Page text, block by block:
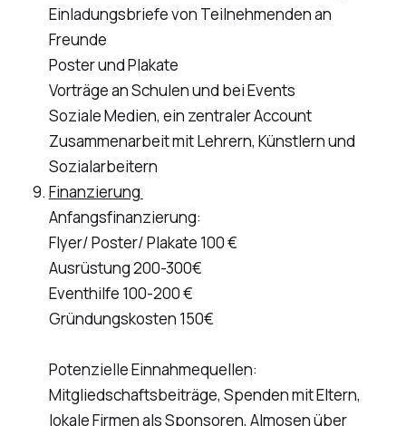
Einladungsbriefe von Teilnehmenden an
Freunde
Poster und Plakate
Vorträge an Schulen und bei Events
Soziale Medien, ein zentraler Account
Zusammenarbeit mit Lehrern, Künstlern und
Sozialarbeitern
Finanzierung
Anfangsfinanzierung:
Flyer/ Poster/ Plakate 100 €
Ausrüstung 200-300€
Eventhilfe 100-200 €
Gründungskosten 150€
Potenzielle Einnahmequellen:
Mitgliedschaftsbeiträge, Spenden mit Eltern,
lokale Firmen als Sponsoren, Almosen über